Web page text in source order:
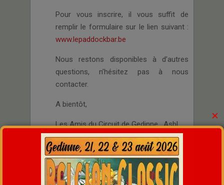
Pour vous inscrire, il vous suffit de
remplir le formulaire sur le lien suivant :
www.lepaddockbar.be
Nous restons disponibles à d’autres
questions, n’hésitez pas à nous
contacter.
A bientôt,
Les Amis du Circuit de Gedinne, Asbl
Site :www.lepaddockbar.be
E-mail :lepaddockbar46@gmail.com
✕